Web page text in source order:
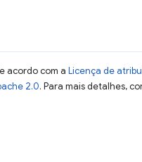
acordo com a Licença de
2.0. Para mais detalhes,